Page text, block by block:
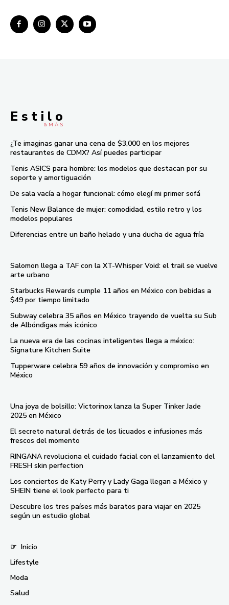
E s t i l o
& M À S
¿Te imaginas ganar una cena de $3,000 en los mejores
restaurantes de CDMX? Así puedes participar
Tenis ASICS para hombre: los modelos que destacan por su
soporte y amortiguación
De sala vacía a hogar funcional: cómo elegí mi primer sofá
Tenis New Balance de mujer: comodidad, estilo retro y los
modelos populares
Diferencias entre un baño helado y una ducha de agua fría
Salomon llega a TAF con la XT-Whisper Void: el trail se vuelve
arte urbano
Starbucks Rewards cumple 11 años en México con bebidas a
$49 por tiempo limitado
Subway celebra 35 años en México trayendo de vuelta su Sub
de Albóndigas más icónico
La nueva era de las cocinas inteligentes llega a méxico:
Signature Kitchen Suite
Tupperware celebra 59 años de innovación y compromiso en
México
Una joya de bolsillo: Victorinox lanza la Super Tinker Jade
2025 en México
El secreto natural detrás de los licuados e infusiones más
frescos del momento
RINGANA revoluciona el cuidado facial con el lanzamiento del
FRESH skin perfection
Los conciertos de Katy Perry y Lady Gaga llegan a México y
SHEIN tiene el look perfecto para ti
Descubre los tres países más baratos para viajar en 2025
según un estudio global
☞ Inicio
Lifestyle
Moda
Salud